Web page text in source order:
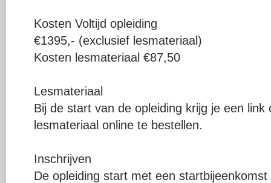
Kosten Voltijd opleiding
€1395,- (exclusief lesmateriaal)
Kosten lesmateriaal €87,50
Lesmateriaal
Bij de start van de opleiding krijg je een link
lesmateriaal online te bestellen.
Inschrijven
De opleiding start met een